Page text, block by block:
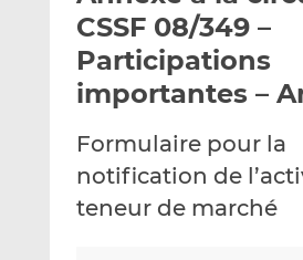
e
r
p
a
e
m
i
g
e
r
s
r
L
n
r
s
r
F
a
c
CSSF 08/349 –
Participations
importantes –
Formulaire pour la
notification de
teneur de marché